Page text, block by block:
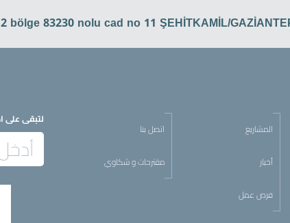
bölge 83230 nolu cad no 11 ŞEHİTKAMİL/
المشاريع
أخبار
فرص عمل
اتصل بنا
مقترحات و شكاوي
لتبقى على